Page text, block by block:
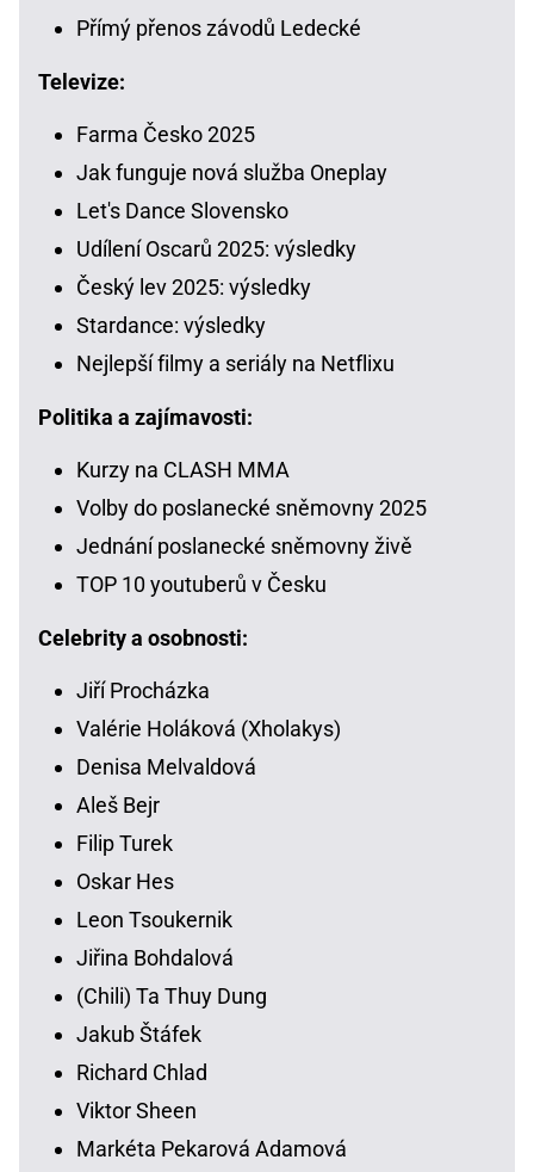
Přímý přenos závodů Ledecké
Televize:
Farma Česko 2025
Jak funguje nová služba Oneplay
Let's Dance Slovensko
Udílení Oscarů 2025: výsledky
Český lev 2025: výsledky
Stardance: výsledky
Nejlepší filmy a seriály na Netflixu
Politika a zajímavosti:
Kurzy na CLASH MMA
Volby do poslanecké sněmovny 2025
Jednání poslanecké sněmovny živě
TOP 10 youtuberů v Česku
Celebrity a osobnosti:
Jiří Procházka
Valérie Holáková (Xholakys)
Denisa Melvaldová
Aleš Bejr
Filip Turek
Oskar Hes
Leon Tsoukernik
Jiřina Bohdalová
(Chili) Ta Thuy Dung
Jakub Štáfek
Richard Chlad
Viktor Sheen
Markéta Pekarová Adamová